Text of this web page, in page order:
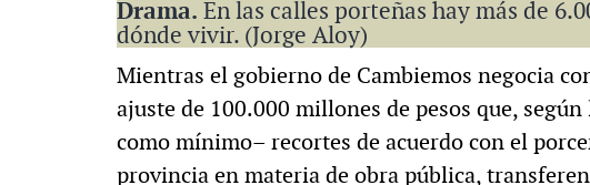
Drama. En las calles porteñas hay más de
dónde vivir. (Jorge Aloy)
Mientras el gobierno de Cambiemos negocia
ajuste de 100.000 millones de pesos que,
como mínimo– recortes de acuerdo con el
provincia en materia de obra pública,